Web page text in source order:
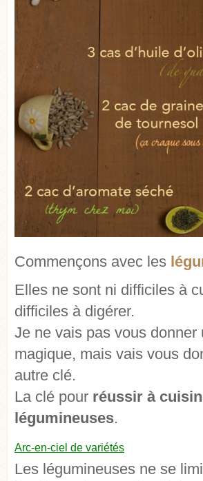
Commençons avec les
Elles ne sont ni difficiles à
difficiles à digérer.
Je ne vais pas vous donner
magique, mais vais vous
autre clé.
La clé pour réussir à
légumineuses.
Arc-en-ciel de variétés
Les légumineuses ne se